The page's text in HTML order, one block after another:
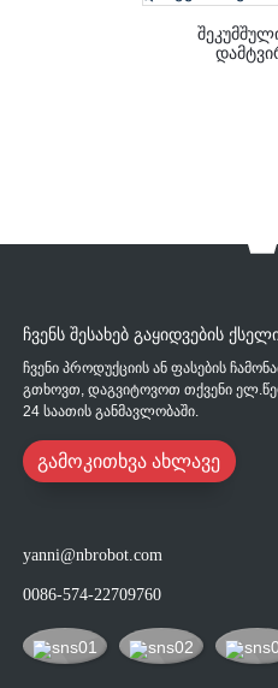
ᲩᲕᲔᲜᲡ ᲨᲔᲡᲐᲮᲔᲑ ᲒᲐᲧᲘᲓᲕᲔᲑᲘᲡ
ჩვენი პროდუქციის ან ფასების
გთხოვთ, დაგვიტოვოთ თქვენი
24 საათის განმავლობაში.
გამოკითხვა ახლავე
yanni@nbrobot.com
0086-574-22709760